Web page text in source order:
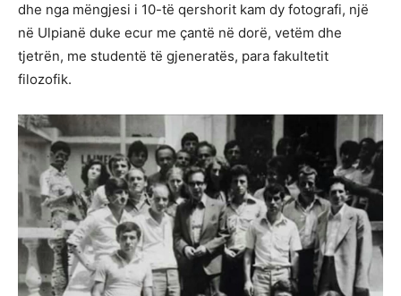
dhe nga mëngjesi i 10-të qershorit kam dy fotografi, një
në Ulpianë duke ecur me çantë në dorë, vetëm dhe
tjetrën, me studentë të gjeneratës, para fakultetit
filozofik.